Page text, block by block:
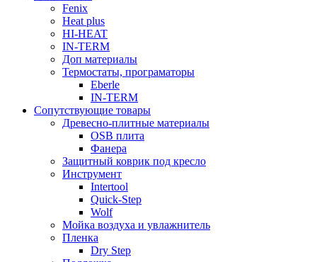
Fenix
Heat plus
HI-HEAT
IN-TERM
Доп материалы
Термостаты, програматоры
Eberle
IN-TERM
Сопутствующие товары
Древесно-плитные материалы
OSB плита
Фанера
Защитный коврик под кресло
Инструмент
Intertool
Quick-Step
Wolf
Мойка воздуха и увлажнитель
Пленка
Dry Step